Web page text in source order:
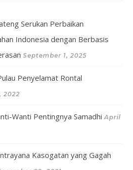
Serukan Perbaikan
Indonesia dengan Berbasis
September 1, 2025
Penyelamat Rontal
2022
Wanti Pentingnya Samadhi April
Kasogatan yang Gagah